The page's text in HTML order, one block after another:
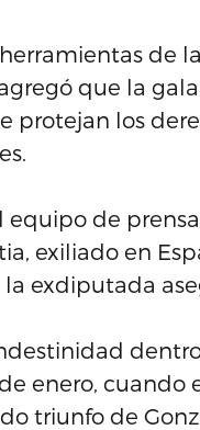
de
que la
protejan los
de
exiliado en
exdiputada
enero, cuando
triunfo de